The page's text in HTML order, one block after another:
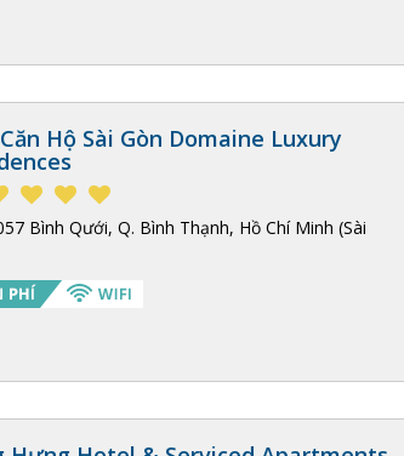
Hộ Sài Gòn Domaine Luxury
Bình Qưới, Q. Bình Thạnh, Hồ Chí Minh (Sài